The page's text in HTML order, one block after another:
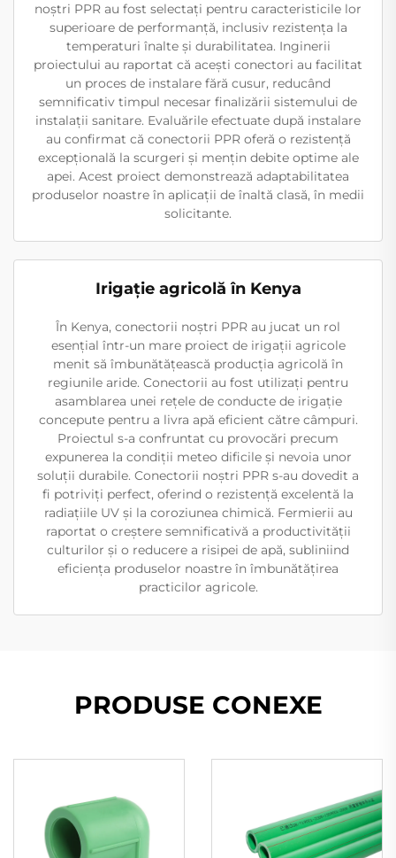
noștri PPR au fost selectați pentru caracteristicile lor
superioare de performanță, inclusiv rezistența la
temperaturi înalte și durabilitatea. Inginerii
proiectului au raportat că acești conectori au facilitat
un proces de instalare fără cusur, reducând
semnificativ timpul necesar finalizării sistemului de
instalații sanitare. Evaluările efectuate după instalare
au confirmat că conectorii PPR oferă o rezistență
excepțională la scurgeri și mențin debite optime ale
apei. Acest proiect demonstrează adaptabilitatea
produselor noastre în aplicații de înaltă clasă, în medii
solicitante.
Irigație agricolă în Kenya
În Kenya, conectorii noștri PPR au jucat un rol
esențial într-un mare proiect de irigații agricole
menit să îmbunătățească producția agricolă în
regiunile aride. Conectorii au fost utilizați pentru
asamblarea unei rețele de conducte de irigație
concepute pentru a livra apă eficient către câmpuri.
Proiectul s-a confruntat cu provocări precum
expunerea la condiții meteo dificile și nevoia unor
soluții durabile. Conectorii noștri PPR s-au dovedit a
fi potriviți perfect, oferind o rezistență excelentă la
radiațiile UV și la coroziunea chimică. Fermierii au
raportat o creștere semnificativă a productivității
culturilor și o reducere a risipei de apă, subliniind
eficiența produselor noastre în îmbunătățirea
practicilor agricole.
PRODUSE CONEXE